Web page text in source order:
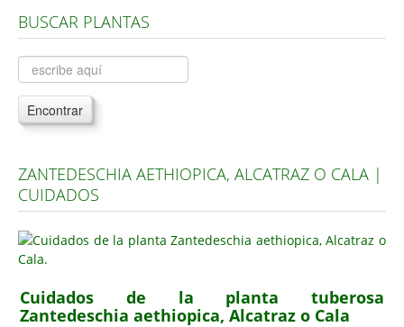
Árboles, Cicas y Palmeras de la G a la Z
Plantas Anuales y Perennes
Plantas Bulbosas y Acuáticas
Plantas de Interior
Plantas Aromáticas y de Huerto
Plantas Carnívoras y Orquídeas
Consejos
Hemisferio Sur
BUSCAR PLANTAS
Encontrar
ZANTEDESCHIA AETHIOPICA, ALCATRAZ O CALA |
CUIDADOS
Cuidados de la planta tuberosa
Zantedeschia aethiopica, Alcatraz o Cala